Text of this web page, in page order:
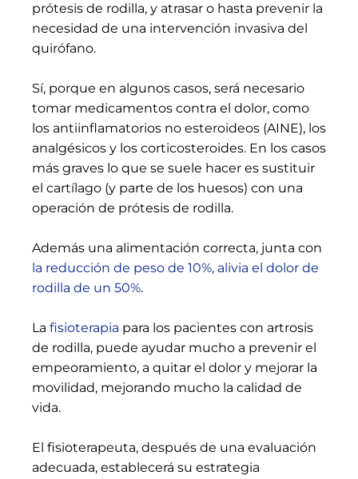
prótesis de rodilla, y atrasar o hasta prevenir la
necesidad de una intervención invasiva del
quirófano.
Sí, porque en algunos casos, será necesario
tomar medicamentos contra el dolor, como
los antiinflamatorios no esteroideos (AINE), los
analgésicos y los corticosteroides. En los casos
más graves lo que se suele hacer es sustituir
el cartílago (y parte de los huesos) con una
operación de prótesis de rodilla.
Además una alimentación correcta, junta con
la reducción de peso de 10%, alivia el dolor de
rodilla de un 50%.
La fisioterapia para los pacientes con artrosis
de rodilla, puede ayudar mucho a prevenir el
empeoramiento, a quitar el dolor y mejorar la
movilidad, mejorando mucho la calidad de
vida.
El fisioterapeuta, después de una evaluación
adecuada, establecerá su estrategia